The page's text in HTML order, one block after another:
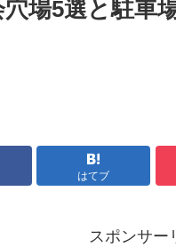
場5選と駐車
はてブ
スポンサー